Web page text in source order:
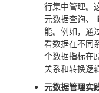
行集中管理。
元数据查询、
能。例如，通
看数据在不同
个数据指标在
关系和转换逻
元数据管理实